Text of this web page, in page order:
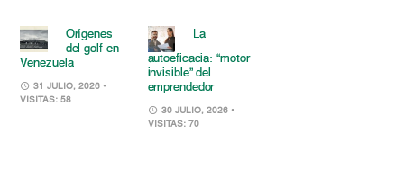
Orígenes
del golf en
Venezuela
31 JULIO, 2026 •
VISITAS: 58
La
autoeficacia: “motor
invisible” del
emprendedor
30 JULIO, 2026 •
VISITAS: 70